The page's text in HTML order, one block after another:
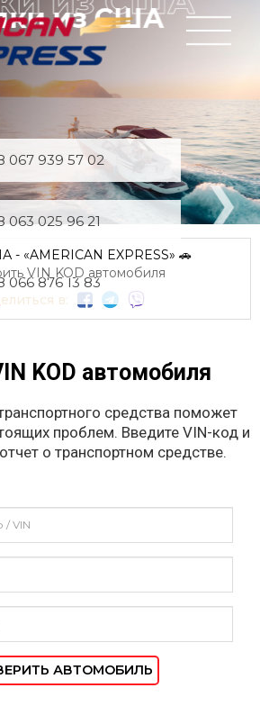
из США
067 939 57 02
063 025 96 21
066 876 13 83
- «AMERICAN EXPRESS» 🚗
VIN KOD автомобиля
в:
KOD автомобиля
средства поможет
проблем. Введите VIN-код и
о транспортном средстве.
АВТОМОБИЛЬ